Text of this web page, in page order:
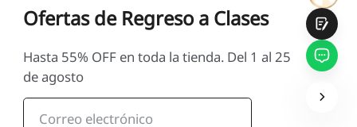
Ofertas de Regreso a Clases
Hasta 55% OFF en toda la tienda. Del 1 al 25
de agosto